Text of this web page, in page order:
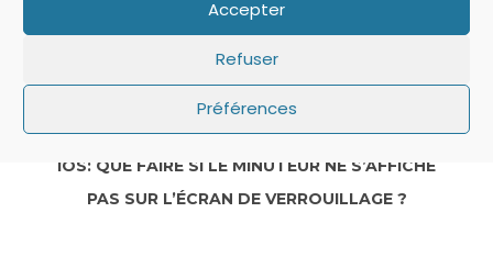
Accepter
Refuser
Préférences
IOS: QUE FAIRE SI LE MINUTEUR NE S’AFFICHE
PAS SUR L’ÉCRAN DE VERROUILLAGE ?